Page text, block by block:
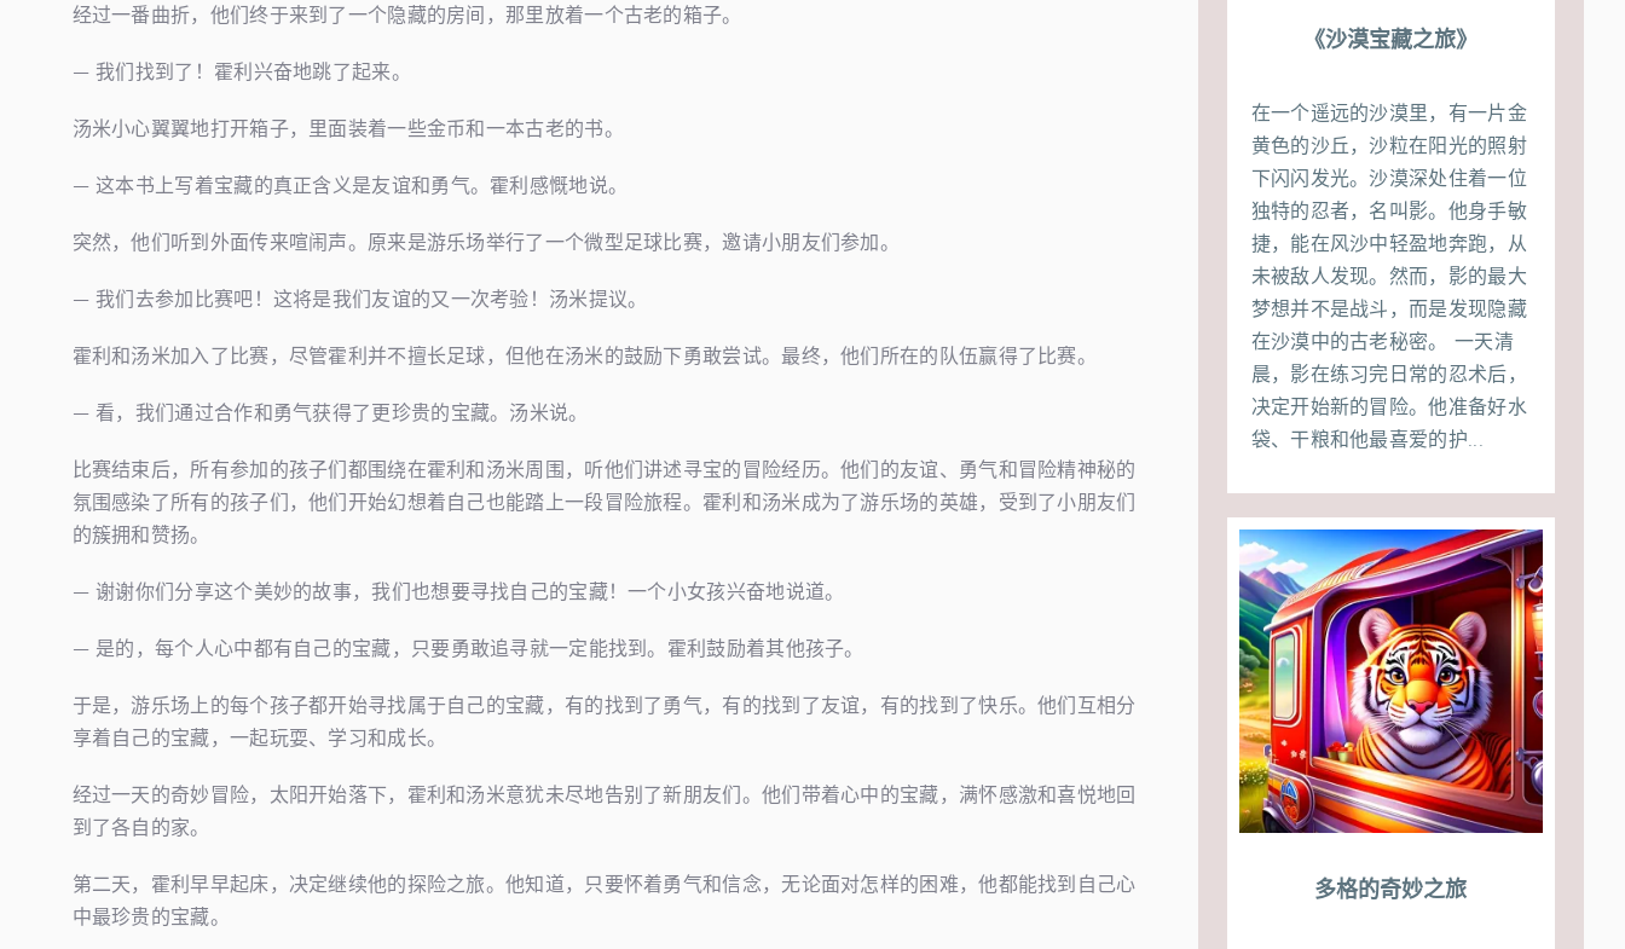
经过一番曲折，他们终于来到了一个隐藏的房间，那里放着一个古老的箱子。
— 我们找到了！霍利兴奋地跳了起来。
汤米小心翼翼地打开箱子，里面装着一些金币和一本古老的书。
— 这本书上写着宝藏的真正含义是友谊和勇气。霍利感慨地说。
突然，他们听到外面传来喧闹声。原来是游乐场举行了一个微型足球比赛，邀请小朋友们参加。
— 我们去参加比赛吧！这将是我们友谊的又一次考验！汤米提议。
霍利和汤米加入了比赛，尽管霍利并不擅长足球，但他在汤米的鼓励下勇敢尝试。最终，他们所在的队伍赢得了比赛。
— 看，我们通过合作和勇气获得了更珍贵的宝藏。汤米说。
比赛结束后，所有参加的孩子们都围绕在霍利和汤米周围，听他们讲述寻宝的冒险经历。他们的友谊、勇气和冒险精神秘的
氛围感染了所有的孩子们，他们开始幻想着自己也能踏上一段冒险旅程。霍利和汤米成为了游乐场的英雄，受到了小朋友们
的簇拥和赞扬。
— 谢谢你们分享这个美妙的故事，我们也想要寻找自己的宝藏！一个小女孩兴奋地说道。
— 是的，每个人心中都有自己的宝藏，只要勇敢追寻就一定能找到。霍利鼓励着其他孩子。
于是，游乐场上的每个孩子都开始寻找属于自己的宝藏，有的找到了勇气，有的找到了友谊，有的找到了快乐。他们互相分
享着自己的宝藏，一起玩耍、学习和成长。
经过一天的奇妙冒险，太阳开始落下，霍利和汤米意犹未尽地告别了新朋友们。他们带着心中的宝藏，满怀感激和喜悦地回
到了各自的家。
第二天，霍利早早起床，决定继续他的探险之旅。他知道，只要怀着勇气和信念，无论面对怎样的困难，他都能找到自己心
中最珍贵的宝藏。
《沙漠宝藏之旅》
在一个遥远的沙漠里，有一片金
黄色的沙丘，沙粒在阳光的照射
下闪闪发光。沙漠深处住着一位
独特的忍者，名叫影。他身手敏
捷，能在风沙中轻盈地奔跑，从
未被敌人发现。然而，影的最大
梦想并不是战斗，而是发现隐藏
在沙漠中的古老秘密。 一天清
晨，影在练习完日常的忍术后，
决定开始新的冒险。他准备好水
袋、干粮和他最喜爱的护...
多格的奇妙之旅